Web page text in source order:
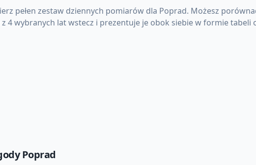
pełen zestaw dziennych pomiarów dla Poprad. Możesz
wybranych lat wstecz i prezentuje je obok siebie w formie tabeli
Poprad